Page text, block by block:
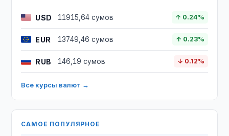
USD 11915,64 сумов ↑ 0.24%
EUR 13749,46 сумов ↑ 0.23%
RUB 146,19 сумов ↓ 0.12%
Все курсы валют →
САМОЕ ПОПУЛЯРНОЕ